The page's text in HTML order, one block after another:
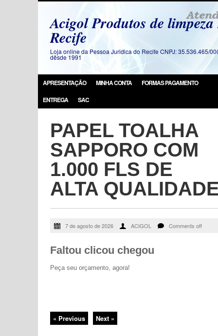
Acigol Produtos de
Recife
Loja online da Pessoa Juridica do Recife CNPJ: 35.536.465/
dêsde 1991
APRESENTAÇÃO MINHA CONTA
FORMAS PAGAMENTO
ENTREGA
SAC
PAPEL TOALHA
SAPPORO COM
1.000 FLS DE
ALTA
7 de agosto de 2026 ACIGOL Comments off
Faltou clicou chegou
Peça seu orçamento, agora!
« Previous Next »